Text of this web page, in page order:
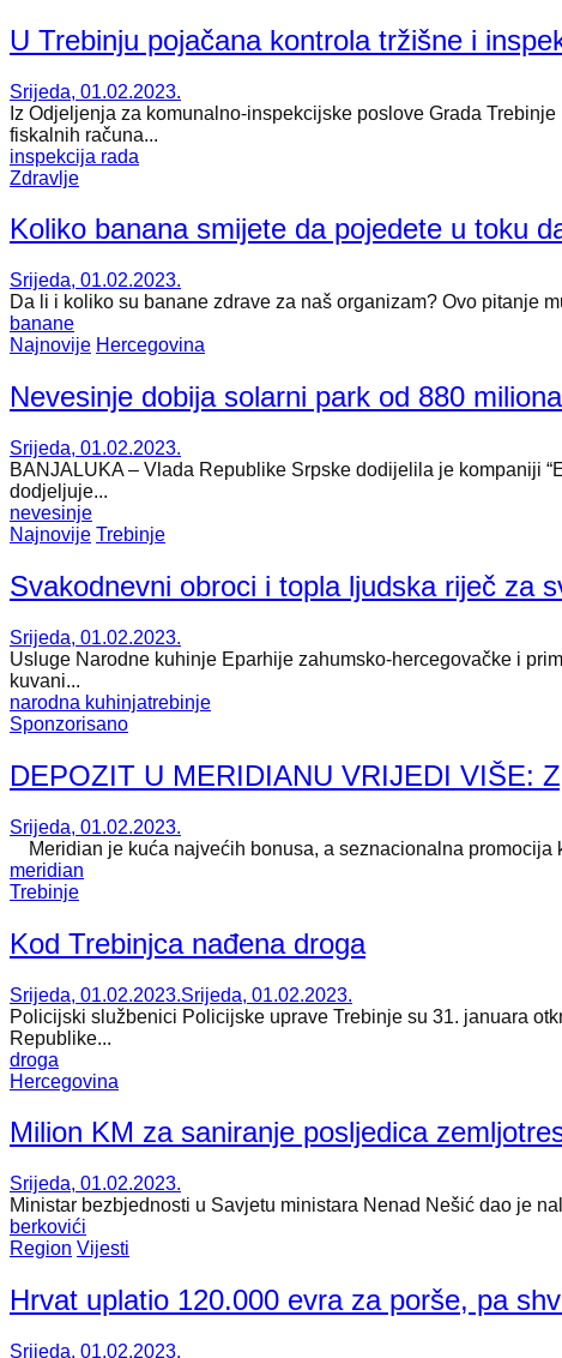
U Trebinju pojačana kontrola tržišne i
Srijeda, 01.02.2023.
Iz Odjeljenja za komunalno-inspekcijske poslove Grada
fiskalnih računa...
inspekcija rada
Zdravlje
Koliko banana smijete da pojedete u toku
Srijeda, 01.02.2023.
Da li i koliko su banane zdrave za naš organizam? Ovo pitanje
banane
Najnovije Hercegovina
Nevesinje dobija solarni park od 880
Srijeda, 01.02.2023.
BANJALUKA – Vlada Republike Srpske dodijelila je kompaniji
dodjeljuje...
nevesinje
Najnovije Trebinje
Svakodnevni obroci i topla ljudska riječ za
Srijeda, 01.02.2023.
Usluge Narodne kuhinje Eparhije zahumsko-hercegovačke i
kuvani...
narodna kuhinjatrebinje
Sponzorisano
DEPOZIT U MERIDIANU VRIJEDI VIŠE:
Srijeda, 01.02.2023.
Meridian je kuća najvećih bonusa, a seznacionalna promocija
meridian
Trebinje
Kod Trebinjca nađena droga
Srijeda, 01.02.2023.Srijeda, 01.02.2023.
Policijski službenici Policijske uprave Trebinje su 31. januara
Republike...
droga
Hercegovina
Milion KM za saniranje posljedica
Srijeda, 01.02.2023.
Ministar bezbjednosti u Savjetu ministara Nenad Nešić dao je
berkovići
Region Vijesti
Hrvat uplatio 120.000 evra za porše, pa
Srijeda, 01.02.2023.